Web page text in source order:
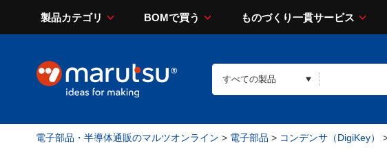
製品カテゴリ BOMで買う ものづくり一貫サービス
電子部品・半導体通販のマルツオンライン > 電子部品 > コンデンサ（DigiKey）